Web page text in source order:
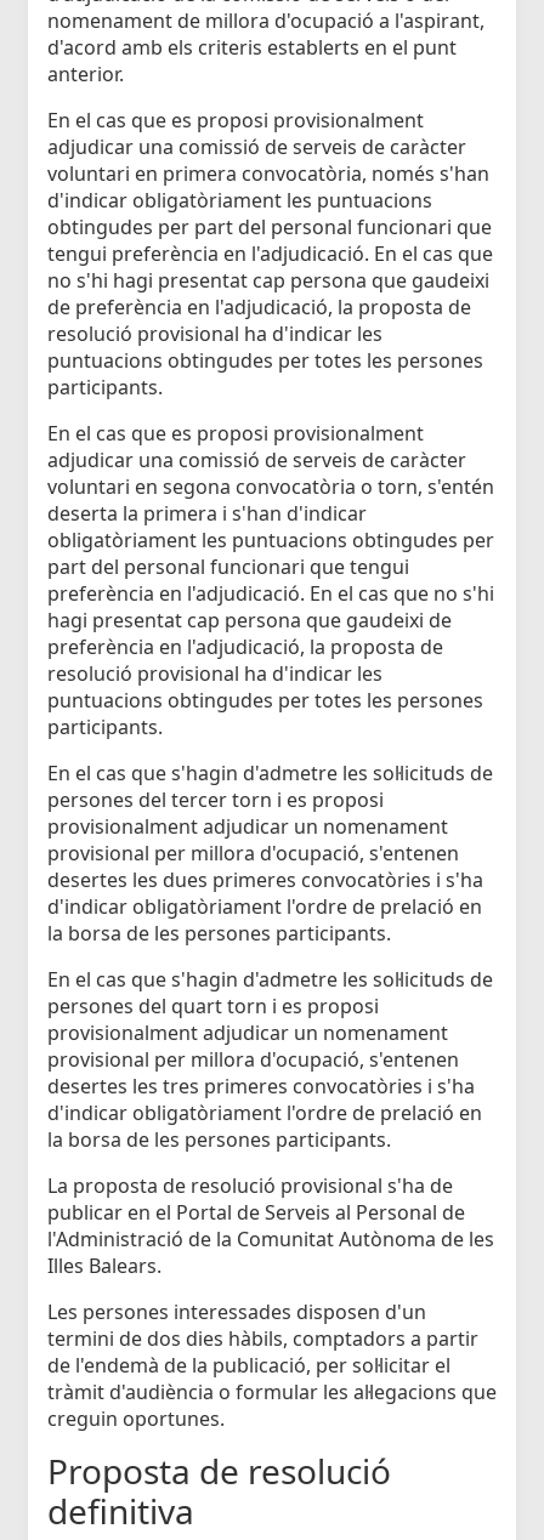
nomenament de millora d'ocupació a l'aspirant,
d'acord amb els criteris establerts en el punt
anterior.
En el cas que es proposi provisionalment
adjudicar una comissió de serveis de caràcter
voluntari en primera convocatòria, només s'han
d'indicar obligatòriament les puntuacions
obtingudes per part del personal funcionari que
tengui preferència en l'adjudicació. En el cas que
no s'hi hagi presentat cap persona que gaudeixi
de preferència en l'adjudicació, la proposta de
resolució provisional ha d'indicar les
puntuacions obtingudes per totes les persones
participants.
En el cas que es proposi provisionalment
adjudicar una comissió de serveis de caràcter
voluntari en segona convocatòria o torn, s'entén
deserta la primera i s'han d'indicar
obligatòriament les puntuacions obtingudes per
part del personal funcionari que tengui
preferència en l'adjudicació. En el cas que no s'hi
hagi presentat cap persona que gaudeixi de
preferència en l'adjudicació, la proposta de
resolució provisional ha d'indicar les
puntuacions obtingudes per totes les persones
participants.
En el cas que s'hagin d'admetre les sol·licituds de
persones del tercer torn i es proposi
provisionalment adjudicar un nomenament
provisional per millora d'ocupació, s'entenen
desertes les dues primeres convocatòries i s'ha
d'indicar obligatòriament l'ordre de prelació en
la borsa de les persones participants.
En el cas que s'hagin d'admetre les sol·licituds de
persones del quart torn i es proposi
provisionalment adjudicar un nomenament
provisional per millora d'ocupació, s'entenen
desertes les tres primeres convocatòries i s'ha
d'indicar obligatòriament l'ordre de prelació en
la borsa de les persones participants.
La proposta de resolució provisional s'ha de
publicar en el Portal de Serveis al Personal de
l'Administració de la Comunitat Autònoma de les
Illes Balears.
Les persones interessades disposen d'un
termini de dos dies hàbils, comptadors a partir
de l'endemà de la publicació, per sol·licitar el
tràmit d'audiència o formular les al·legacions que
creguin oportunes.
Proposta de resolució
definitiva